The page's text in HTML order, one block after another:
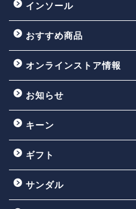
インソール
おすすめ商品
オンラインストア情報
お知らせ
キーン
ギフト
サンダル